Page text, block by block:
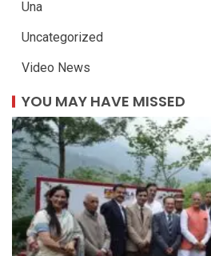
Una
Uncategorized
Video News
YOU MAY HAVE MISSED